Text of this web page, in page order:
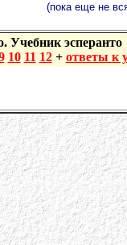
(пока еще не
Учебник эсперанто
10 11 12+ ответы к